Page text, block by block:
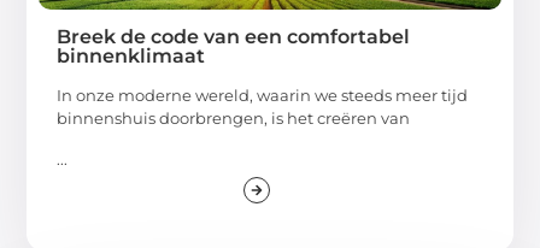
Breek de code van een comfortabel
binnenklimaat
In onze moderne wereld, waarin we steeds meer tijd
binnenshuis doorbrengen, is het creëren van
...